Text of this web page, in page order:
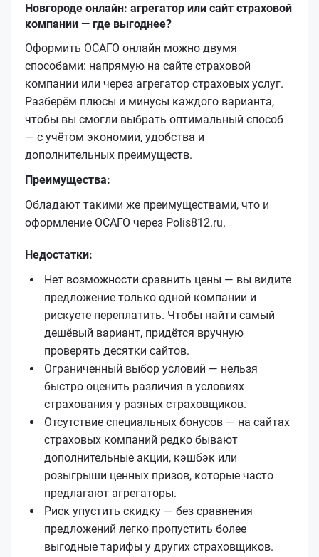
Новгороде онлайн: агрегатор или сайт страховой
компании — где выгоднее?
Оформить ОСАГО онлайн можно двумя
способами: напрямую на сайте страховой
компании или через агрегатор страховых услуг.
Разберём плюсы и минусы каждого варианта,
чтобы вы смогли выбрать оптимальный способ
— с учётом экономии, удобства и
дополнительных преимуществ.
Преимущества:
Обладают такими же преимуществами, что и
оформление ОСАГО через Polis812.ru.
Недостатки:
Нет возможности сравнить цены — вы видите
предложение только одной компании и
рискуете переплатить. Чтобы найти самый
дешёвый вариант, придётся вручную
проверять десятки сайтов.
Ограниченный выбор условий — нельзя
быстро оценить различия в условиях
страхования у разных страховщиков.
Отсутствие специальных бонусов — на сайтах
страховых компаний редко бывают
дополнительные акции, кэшбэк или
розыгрыши ценных призов, которые часто
предлагают агрегаторы.
Риск упустить скидку — без сравнения
предложений легко пропустить более
выгодные тарифы у других страховщиков.